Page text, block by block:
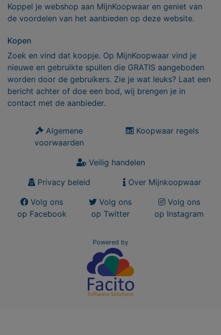
Koppel je webshop aan MijnKoopwaar en geniet van
de voordelen van het aanbieden op deze website.
Kopen
Zoek en vind dat koopje. Op MijnKoopwaar vind je
nieuwe en gebruikte spullen die GRATIS aangeboden
worden door de gebruikers. Zie je wat leuks? Laat een
bericht achter of doe een bod, wij brengen je in
contact met de aanbieder.
Algemene
voorwaarden
Koopwaar regels
Veilig handelen
Privacy beleid
Over Mijnkoopwaar
Volg ons
op Facebook
Volg ons
op Twitter
Volg ons
op Instagram
Powered by